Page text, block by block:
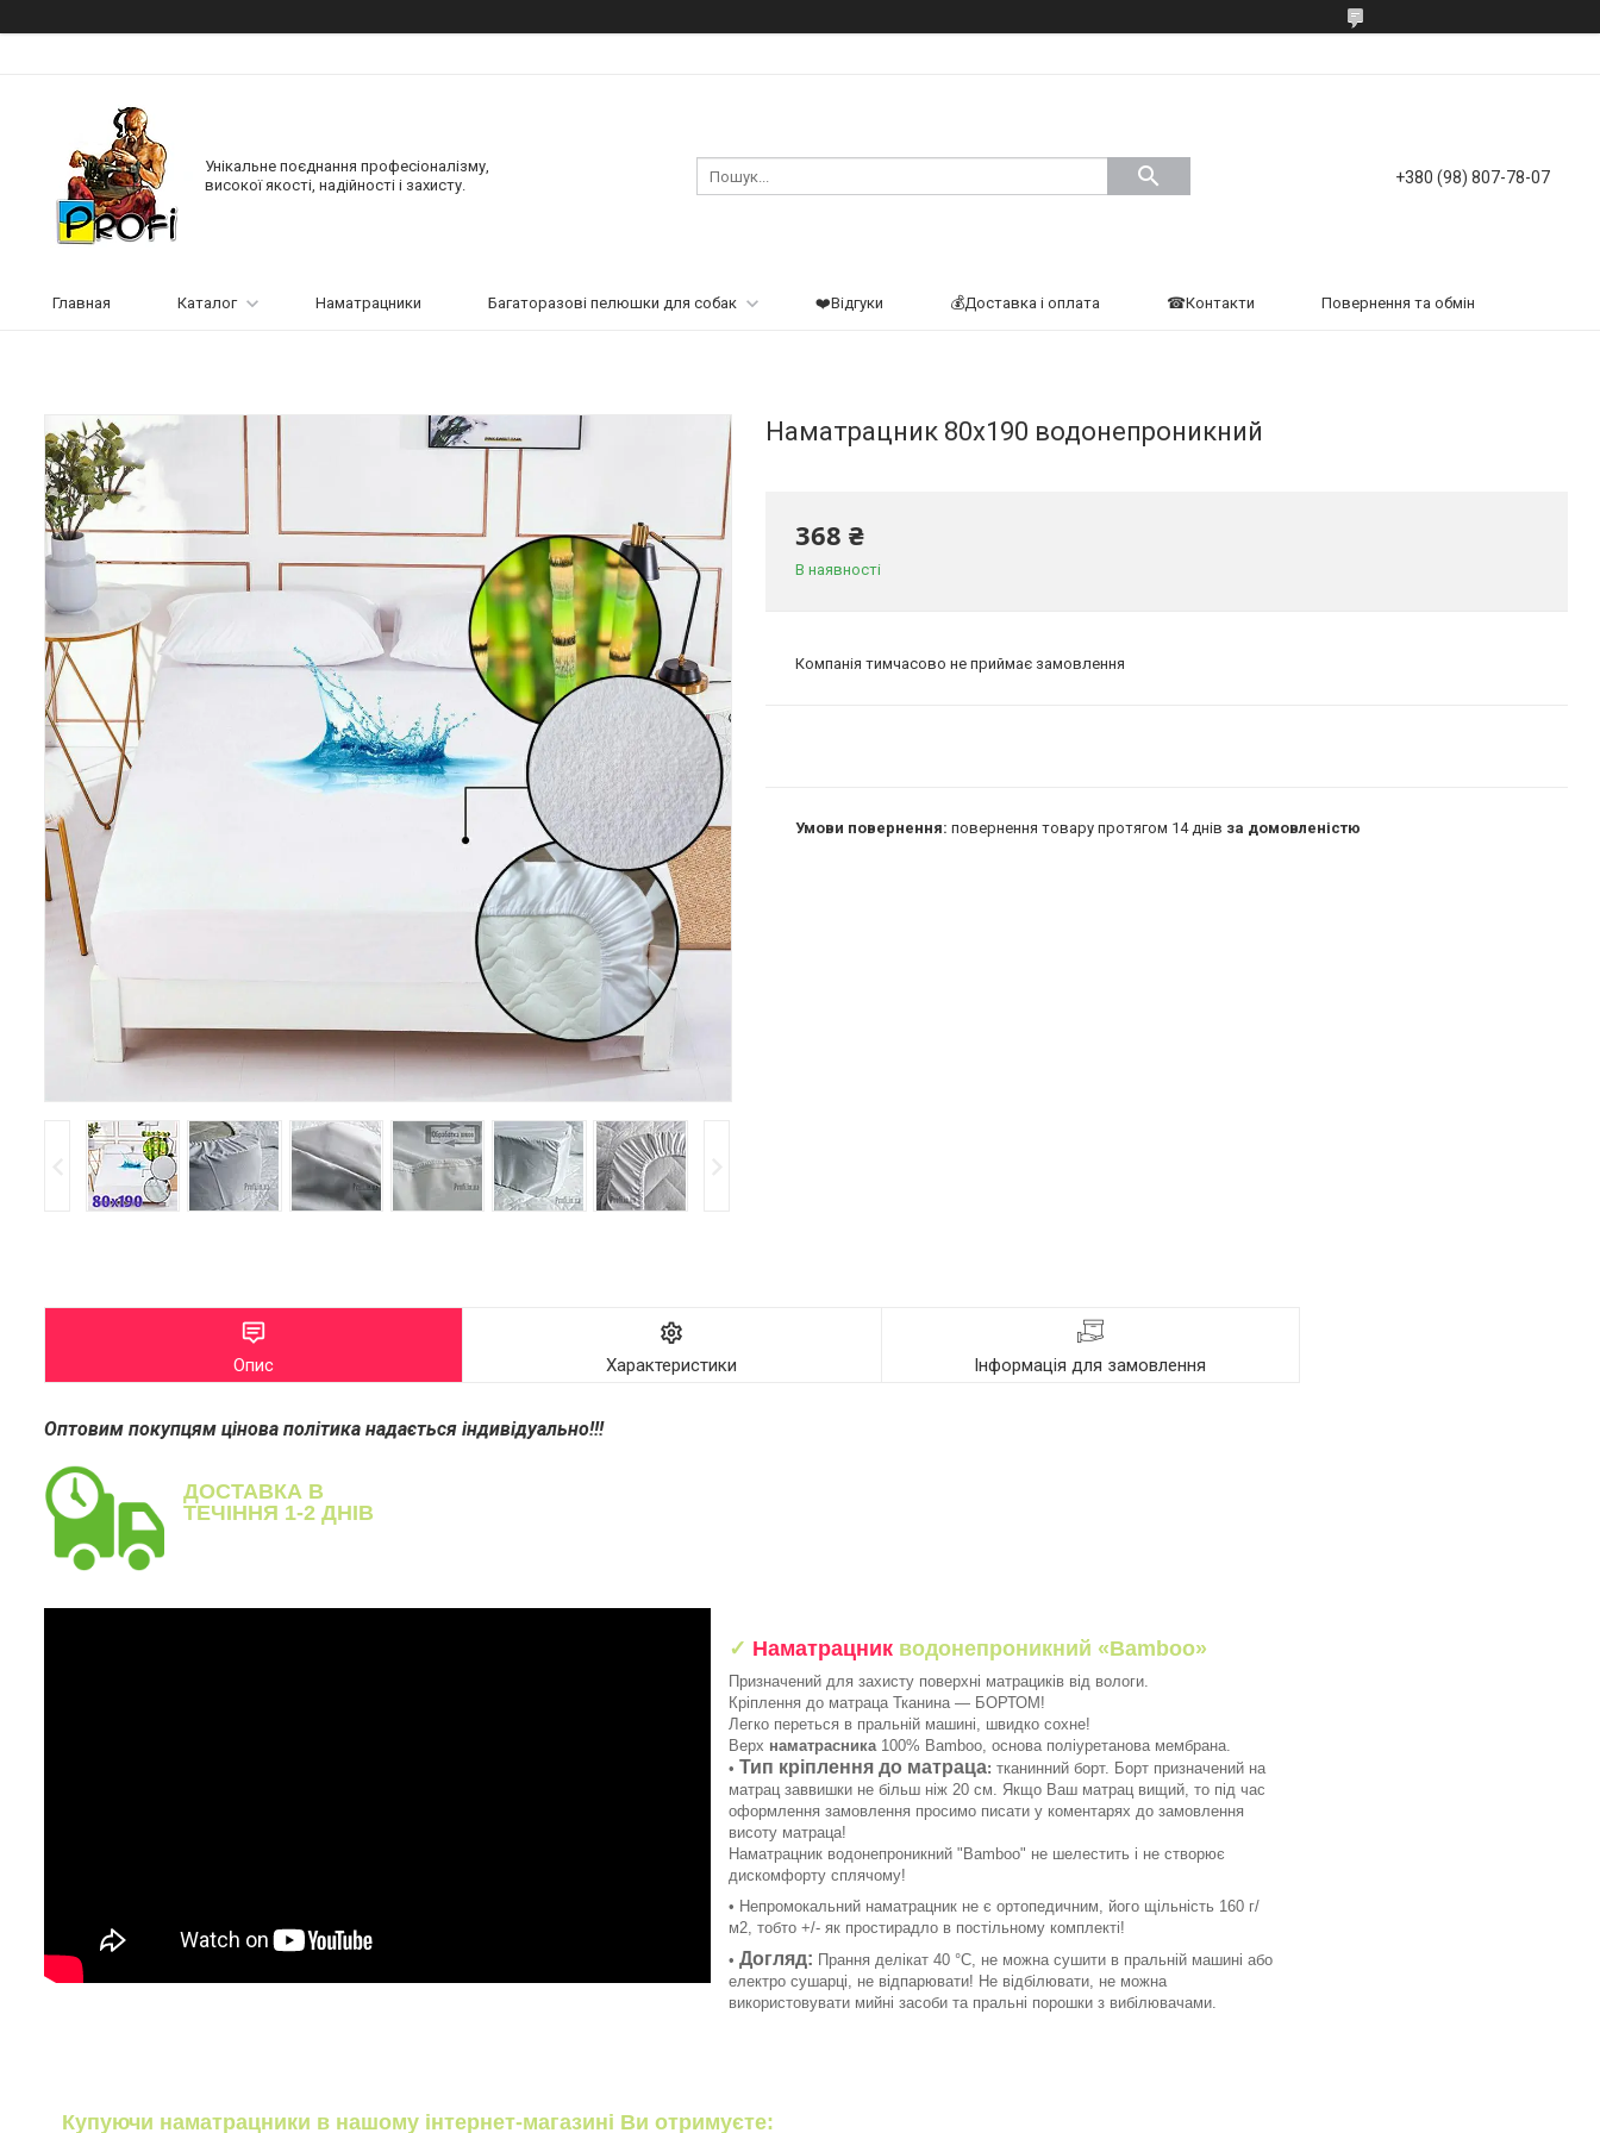
Унікальне поєднання професіоналізму,
високої якості, надійності і захисту.
+380 (98) 807-78-07
Главная Каталог Наматрацники Багаторазові пелюшки для собак ❤️Відгуки 💰Доставка і оплата ☎Контакти Повернення та обмін
Наматрацник 80х190 водонепроникний
368 ₴
В наявності
Компанія тимчасово не приймає замовлення
повернення товару протягом 14 днів за домовленістю
Опис Характеристики Інформація для замовлення
Оптовим покупцям цінова політика надається індивідуально!!!
ДОСТАВКА В
ТЕЧІННЯ 1-2 ДНІВ
✓ Наматрацник водонепроникний «Bamboo»
Призначений для захисту поверхні матрациків від вологи.
Кріплення до матраца Тканина — БОРТОМ!
Легко переться в пральній машині, швидко сохне!
Верх наматрасника100% Bamboo, основа поліуретанова мембрана.
• Тип кріплення до матраца: тканинний борт. Борт призначений на
матрац заввишки не більш ніж 20 см. Якщо Ваш матрац вищий, то під час
оформлення замовлення просимо писати у коментарях до замовлення
висоту матраца!
Наматрацник водонепроникний "Bamboo" не шелестить і не створює
дискомфорту сплячому!
• Непромокальний наматрацник не є ортопедичним, його щільність 160 г/
м2, тобто +/- як простирадло в постільному комплекті!
• Догляд: Прання делікат 40 °C, не можна сушити в пральній машині або
електро сушарці, не відпарювати! Не відбілювати, не можна
використовувати мийні засоби та пральні порошки з вибілювачами.
Купуючи наматрацники в нашому інтернет-магазині Ви отримуєте: